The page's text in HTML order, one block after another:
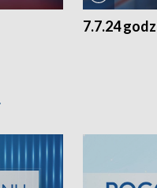
7.7.24